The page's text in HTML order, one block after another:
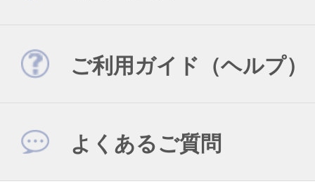
ご利用ガイド（ヘルプ）
よくあるご質問